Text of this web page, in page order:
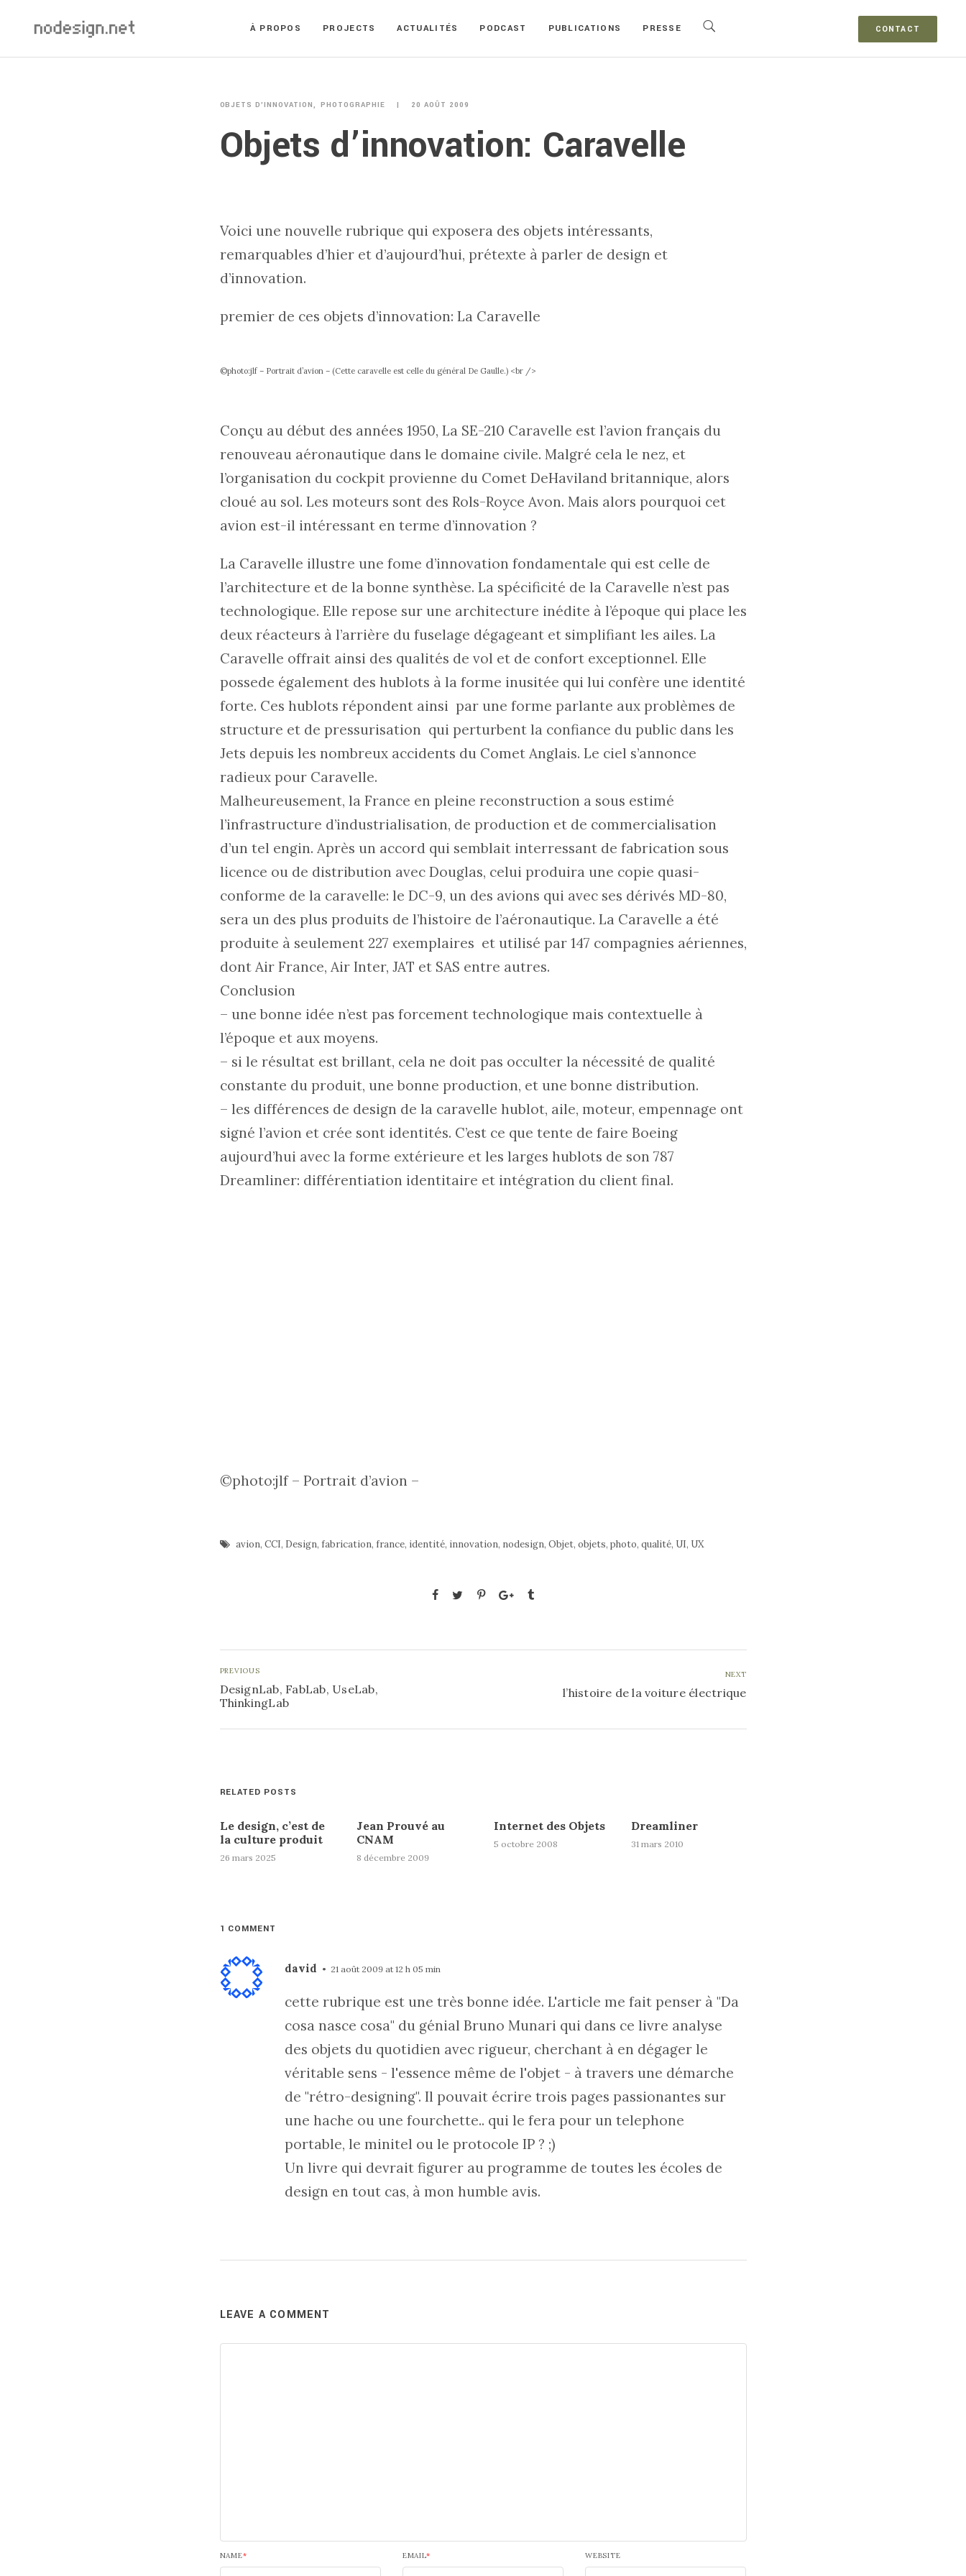
CONTACT
À PROPOS PROJECTS ACTUALITÉS PODCAST PUBLICATIONS PRESSE
OBJETS D'INNOVATION PHOTOGRAPHIE 20 AOÛT 2009
Objets d’innovation: Caravelle
Voici une nouvelle rubrique qui exposera des objets intéressants,
remarquables d’hier et d’aujourd’hui, prétexte à parler de design et
d’innovation.
premier de ces objets d’innovation: La Caravelle
©photo:jlf – Portrait d’avion – (Cette caravelle est celle du général De Gaulle.) <br />
Conçu au début des années 1950, La SE-210 Caravelle est l’avion français du
renouveau aéronautique dans le domaine civile. Malgré cela le nez, et
l’organisation du cockpit provienne du Comet DeHaviland britannique, alors
cloué au sol. Les moteurs sont des Rols-Royce Avon. Mais alors pourquoi cet
avion est-il intéressant en terme d’innovation ?
La Caravelle illustre une fome d’innovation fondamentale qui est celle de
l’architecture et de la bonne synthèse. La spécificité de la Caravelle n’est pas
technologique. Elle repose sur une architecture inédite à l’époque qui place les
deux réacteurs à l’arrière du fuselage dégageant et simplifiant les ailes. La
Caravelle offrait ainsi des qualités de vol et de confort exceptionnel. Elle
possede également des hublots à la forme inusitée qui lui confère une identité
forte. Ces hublots répondent ainsi par une forme parlante aux problèmes de
structure et de pressurisation qui perturbent la confiance du public dans les
Jets depuis les nombreux accidents du Comet Anglais. Le ciel s’annonce
radieux pour Caravelle.
Malheureusement, la France en pleine reconstruction a sous estimé
l’infrastructure d’industrialisation, de production et de commercialisation
d’un tel engin. Après un accord qui semblait interressant de fabrication sous
licence ou de distribution avec Douglas, celui produira une copie quasi-
conforme de la caravelle: le DC-9, un des avions qui avec ses dérivés MD-80,
sera un des plus produits de l’histoire de l’aéronautique. La Caravelle a été
produite à seulement 227 exemplaires et utilisé par 147 compagnies aériennes,
dont Air France, Air Inter, JAT et SAS entre autres.
Conclusion
– une bonne idée n’est pas forcement technologique mais contextuelle à
l’époque et aux moyens.
– si le résultat est brillant, cela ne doit pas occulter la nécessité de qualité
constante du produit, une bonne production, et une bonne distribution.
– les différences de design de la caravelle hublot, aile, moteur, empennage ont
signé l’avion et crée sont identités. C’est ce que tente de faire Boeing
aujourd’hui avec la forme extérieure et les larges hublots de son 787
Dreamliner: différentiation identitaire et intégration du client final.
©photo:jlf – Portrait d’avion –
avion, CCI, Design, fabrication, france, identité, innovation, nodesign, Objet, objets, photo, qualité, UI, UX
PREVIOUS
DesignLab, FabLab, UseLab,
ThinkingLab
NEXT
l’histoire de la voiture électrique
RELATED POSTS
Le design, c’est de
la culture produit
26 mars 2025
Jean Prouvé au
CNAM
8 décembre 2009
Internet des Objets
5 octobre 2008
Dreamliner
31 mars 2010
1 COMMENT
david 21 août 2009 at 12 h 05 min
cette rubrique est une très bonne idée. L'article me fait penser à "Da
cosa nasce cosa" du génial Bruno Munari qui dans ce livre analyse
des objets du quotidien avec rigueur, cherchant à en dégager le
véritable sens - l'essence même de l'objet - à travers une démarche
de "rétro-designing". Il pouvait écrire trois pages passionantes sur
une hache ou une fourchette.. qui le fera pour un telephone
portable, le minitel ou le protocole IP ? ;)
Un livre qui devrait figurer au programme de toutes les écoles de
design en tout cas, à mon humble avis.
LEAVE A COMMENT
NAME* EMAIL* WEBSITE